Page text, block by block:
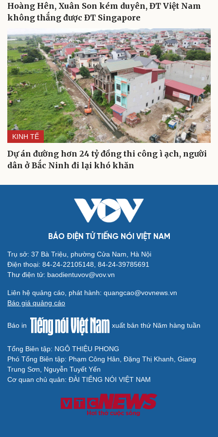
Cải chính
Hoàng Hên, Xuân Son kém duyên, ĐT Việt Nam
không thắng được ĐT Singapore
KINH TẾ
Dự án đường hơn 24 tỷ đồng thi công ì ạch, người
dân ở Bắc Ninh đi lại khó khăn
BÁO ĐIỆN TỬ TIẾNG NÓI VIỆT NAM
Trụ sở: 37 Bà Triệu, phường Cửa Nam, Hà Nội
Điện thoại: 84-24-22105148, 84-24-39785691
Thư điện tử: baodientuvov@vov.vn
Liên hệ quảng cáo, phát hành: quangcao@vovnews.vn
Báo giá quảng cáo
Báo in xuất bản thứ Năm hàng tuần
Tổng Biên tập: NGÔ THIỆU PHONG
Phó Tổng Biên tập: Phạm Công Hân, Đặng Thị Khanh, Giang
Trung Sơn, Nguyễn Tuyết Yến
Cơ quan chủ quản: ĐÀI TIẾNG NÓI VIỆT NAM